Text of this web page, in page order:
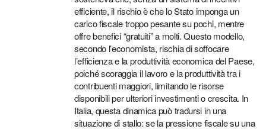
efficiente, il rischio è che lo Stato imponga un
carico fiscale troppo pesante su pochi, mentre
offre benefici “gratuiti” a molti. Questo modello,
secondo l’economista, rischia di soffocare
l’efficienza e la produttività economica del Paese,
poiché scoraggia il lavoro e la produttività tra i
contribuenti maggiori, limitando le risorse
disponibili per ulteriori investimenti o crescita. In
Italia, questa dinamica può tradursi in una
situazione di stallo: se la pressione fiscale su una